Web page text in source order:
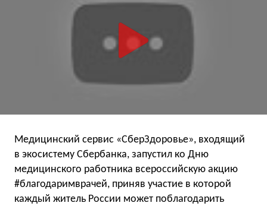
Медицинский сервис «СберЗдоровье», входящий
в экосистему Сбербанка, запустил ко Дню
медицинского работника всероссийскую акцию
#благодаримврачей, приняв участие в которой
каждый житель России может поблагодарить